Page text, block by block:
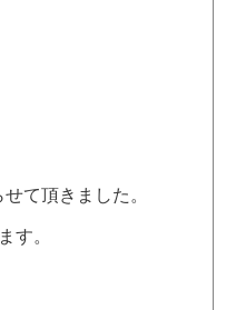
て頂きました。
す。